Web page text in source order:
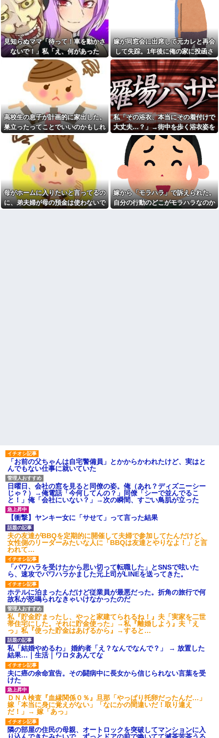
生活保護の相談に行ったら、
愛猫を手放さないと無理と言わ
れた。子どものような存在だか
ら手放すのは絶対に考えられな
い・・・
妹と差をつけて育てられた。
妹「家も土地も、財産はすべて
私が継ぐ。相続は放棄して」母
「うんうん」私「わかった」 →
数年後、復讐のチャンスがや...
彼女と結婚の話をしていた時
に言われたことが衝撃だった
祖父が亡くなって遺品整理し
てたら大量の手紙が出てきた。
全部同じ女性で祖父と恋愛関係
だったっぽい
見知らぬママ「待って！車を
動かさないで！」私「え、何が
あったの！？」→慌てて降りる
と園長先生が激怒していて…
私「この絵馬、切ないお願い
が書いてある…」友人「読んで
みて」→有名神社で見つけた願
い事の内容に、思わず神様も困
るだろうと思ってしまい…
義妹夫のお兄さんが草加の集
まりにいてビックリ。義両親は
新興宗教大嫌いな人たちなのに...
の？ｗｗ」「逆に超安い」
私「ちょっと、人の家の金庫
触らないでよ！」キチママ『そ
こに金庫があったから、開けて
みようとしただけ☆』義兄「泥
は出てけ！二度と来るな！」結
果・・・
私「初めて飲む味だけどなん
のお茶？」彼「ちっ！」私「」
【GIF】JSのカンチョーワロ
タ
後続車にクラクションを鳴ら
され彼氏が逆切れ。「何クラク
ション鳴らしてんだ！降りてこ
いよ！」と怒鳴りだし...
【衝撃】報酬100万円超の治験
募集がこちらｗｗｗｗｗ(※画像
あり)
【ネット騒然】惨殺されたタ
ワマン頂き女子のこの動画、す
げえええええｗｗｗｗｗｗｗｗ
ｗｗｗ
【愕然】白のクラウン俺氏、
高速道路左車線を制限速度で走
った結果wwwwwwwwwwww
百年の恋12-899 食べた量を
張り合ってくる
【悲報】佐藤輝明・・・２軍
でも盛大にやらかす←あまり悲
しませないでくれ
琵琶湖三市同時花火大会、開
催中止を発表 場所時刻不明・
許可なし・交通整理なし・市が
20年くらい前だけど当時お付
き合いがあった仲間が神社に赤
いものを身につけちゃいけない
と言ってた
父の再婚相手が職権乱用して
私達の個人情報を調べ、訪問や
電話をしてくる
母「お姉ちゃんは偉いのに、
あんたはねぇ…」私「また比べ
るの？」→積もり積もった不満
がついに爆発して…
日本韓国台湾「少子化です」
←わかる 中国北朝鮮「少子化
です」←強権国家でも止められ
ないのかよ
ラーメンハゲ「最近のインス
タントは店に出せるレベル」ラ
ーメン大好きJK「店とインスタ
ントの良さは別のベクトル」他
担当美容師と近所の道端でば
ったり。美容師「早く前みたい
に美容室に来てくださいよ～」
私「もう少し落ち着いたらお願
見知らぬママ「待って！車を動かさ
ないで！」私「え、何があった
の！？」→慌てて降りると園長先生
が激怒していて…
嫁が同窓会に出席して元カレと再会
して失踪。1年後に俺の家に投函さ
れたものがこれ...
高校生の息子が計画的に家出した。
巣立ったってことでいいのかもしれ
ないけど、なんか割り切れず...
私「その浴衣、本当にその着付けで
大丈夫…？」→街中を歩く浴衣姿を
見て、違和感ばかりが気になってし
まい…
母がホームに入りたいと言ってるの
に、弟夫婦が母の預金は使わないで
嫁から「モラハラ」で訴えられた。
自分の行動のどこがモラハラなのか
「お前の父ちゃんは自宅警備員」とかからかわれたけど、実はと
んでもない仕事に就いていた
日曜日、会社の窓を見ると同僚の姿。俺（あれ？ディズニーシー
じゃ？）→俺電話「今何してんの？」同僚「シーで並んでるこ
と！」俺「会社にいない？」→次の瞬間、すごい鳥肌が立った
【衝撃】ヤンキー女に「サせて」って言った結果
夫の友達がBBQを定期的に開催して夫婦で参加してたんだけど、
女性側のリーダーみたいな人に「BBQは友達とやりなよ！」と言
われて…
「パワハラを受けたから思い切って転職した」とSNSで呟いた
ら、速攻でパワハラかました元上司がLINEを送ってきた。
ホテルに泊まったんだけど従業員が最悪だった。折角の旅行で何
故私が怒鳴られなきゃいけなかったのだ
私『貯金貯まったし、やっと家建てられるね！』夫「実家を二世
帯住宅にした。それに貯金使った」→私『離婚しよう』夫「え
っ」私『使った貯金はあげるから』→すると…
私「結婚やめるわ」 婚約者「え？なんでなんで？」 → 放置した
結果…｜生活｜ワロタあんてな
夫に癌の余命宣告。その闘病中に長女から信じられない言葉を受
けた
ＤＮＡ検査『血縁関係０％』旦那「やっぱり托卵だったんだ…」
嫁「本当に身に覚えがない」「なにかの間違いだ！取り違え
だ！」→ 嫁「あっ」
隣の部屋の住民の母親、オートロックを突破してマンションに入
り込んできたみたいで、ずっとドアの前で喚いてて滅茶苦茶うる